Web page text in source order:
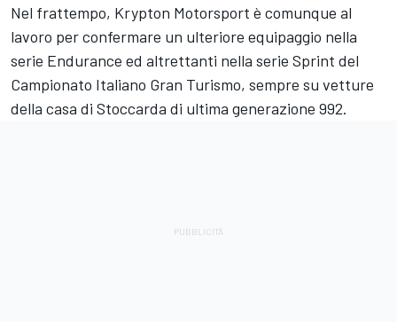
Nel frattempo, Krypton Motorsport è comunque al
lavoro per confermare un ulteriore equipaggio nella
serie Endurance ed altrettanti nella serie Sprint del
Campionato Italiano Gran Turismo, sempre su vetture
della casa di Stoccarda di ultima generazione 992.